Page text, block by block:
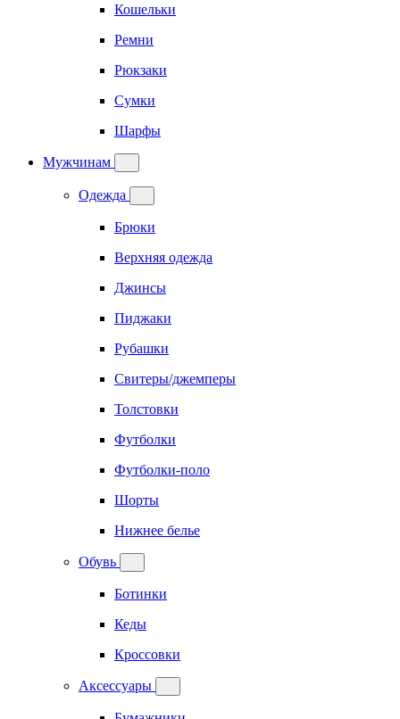
Кошельки
Ремни
Рюкзаки
Сумки
Шарфы
Мужчинам
Одежда
Брюки
Верхняя одежда
Джинсы
Пиджаки
Рубашки
Свитеры/джемперы
Толстовки
Футболки
Футболки-поло
Шорты
Нижнее белье
Обувь
Ботинки
Кеды
Кроссовки
Аксессуары